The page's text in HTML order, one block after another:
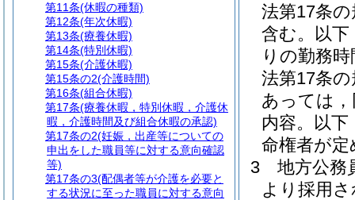
法第17条
含む。以下
りの勤務
法第17条
あっては
内容。以
命権者が定
3
地方公務
より採用
第11条(休暇の種類)
第12条(年次休暇)
第13条(療養休暇)
第14条(特別休暇)
第15条(介護休暇)
第15条の2(介護時間)
第16条(組合休暇)
第17条(療養休暇，特別休暇，介護休
暇，介護時間及び組合休暇の承認)
第17条の2(妊娠，出産等についての
申出をした職員等に対する意向確認
等)
第17条の3(配偶者等が介護を必要と
する状況に至った職員に対する意向